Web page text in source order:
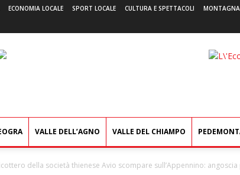
ECONOMIA LOCALE SPORT LOCALE CULTURA E SPETTACOLI MONTAGNA
VALLE DELL’AGNO VALLE DEL CHIAMPO
della società thienese Avio scompare sull’Appennino: